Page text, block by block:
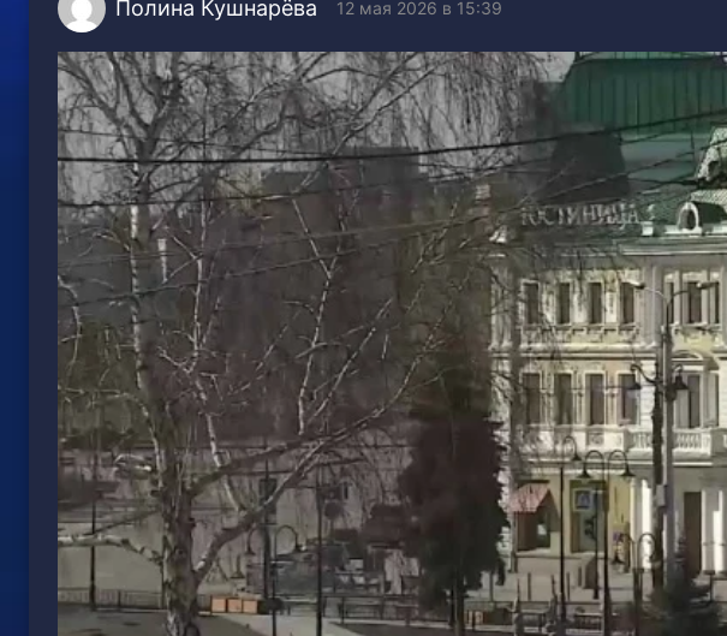
Полина Кушнарёва 12 мая 2026 в 15:39